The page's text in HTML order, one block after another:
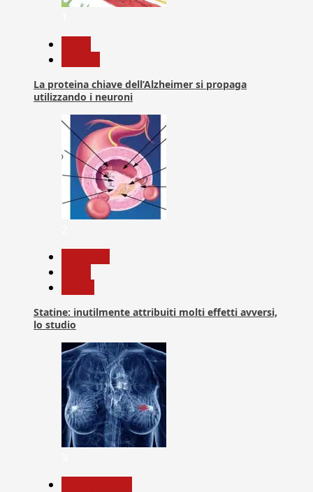
La proteina chiave dell’Alzheimer si propaga
utilizzando i neuroni
Statine: inutilmente attribuiti molti effetti avversi,
lo studio